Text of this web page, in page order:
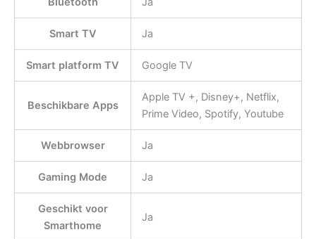
Smart TV Ja
Smart platform TV Google TV
Beschikbare Apps
Apple TV +, Disney+, Netflix,
Prime Video, Spotify, Youtube
Webbrowser Ja
Gaming Mode Ja
Geschikt voor
Smarthome
Ja